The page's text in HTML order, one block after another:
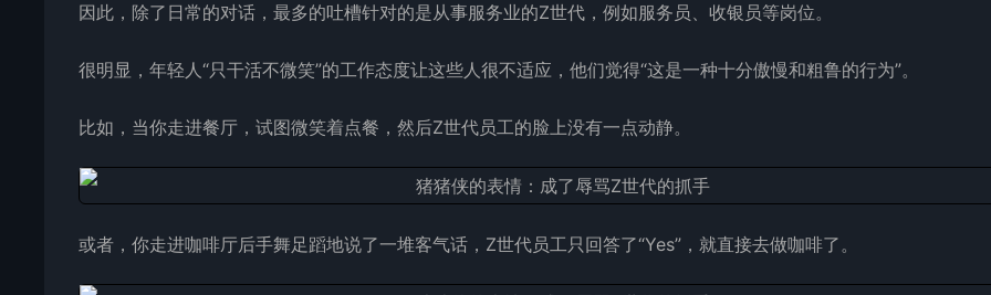
因此，除了日常的对话，最多的吐槽针对的是从事服务业的Z世代，例如服务员、收银员等岗位。
很明显，年轻人“只干活不微笑”的工作态度让这些人很不适应，他们觉得“这是一种十分傲慢和粗鲁的行为”。
比如，当你走进餐厅，试图微笑着点餐，然后Z世代员工的脸上没有一点动静。
或者，你走进咖啡厅后手舞足蹈地说了一堆客气话，Z世代员工只回答了“Yes”，就直接去做咖啡了。